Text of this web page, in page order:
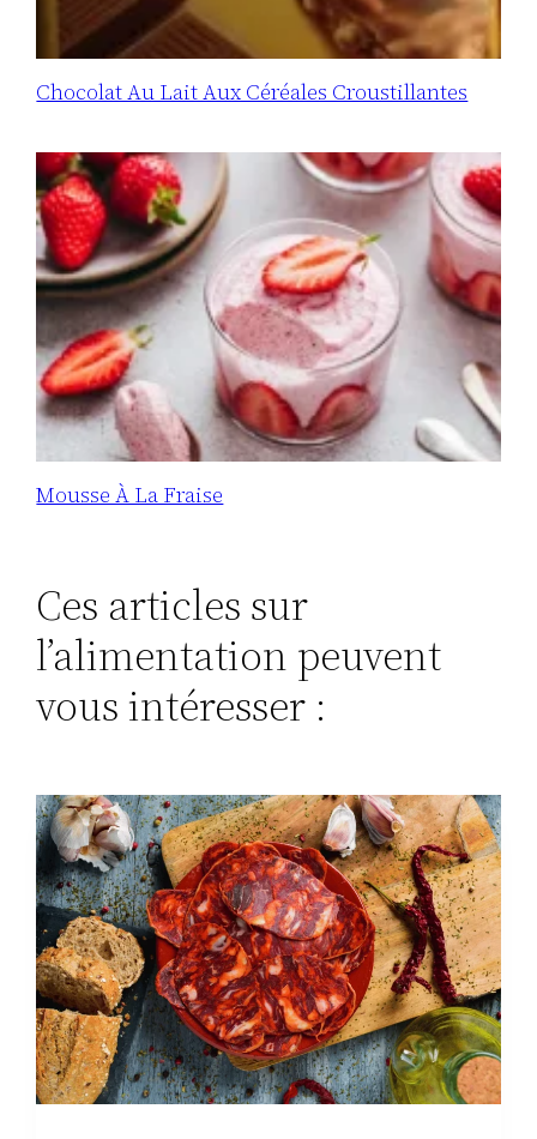
Chocolat Au Lait Aux Céréales Croustillantes
Mousse À La Fraise
Ces articles sur
l’alimentation peuvent
vous intéresser :